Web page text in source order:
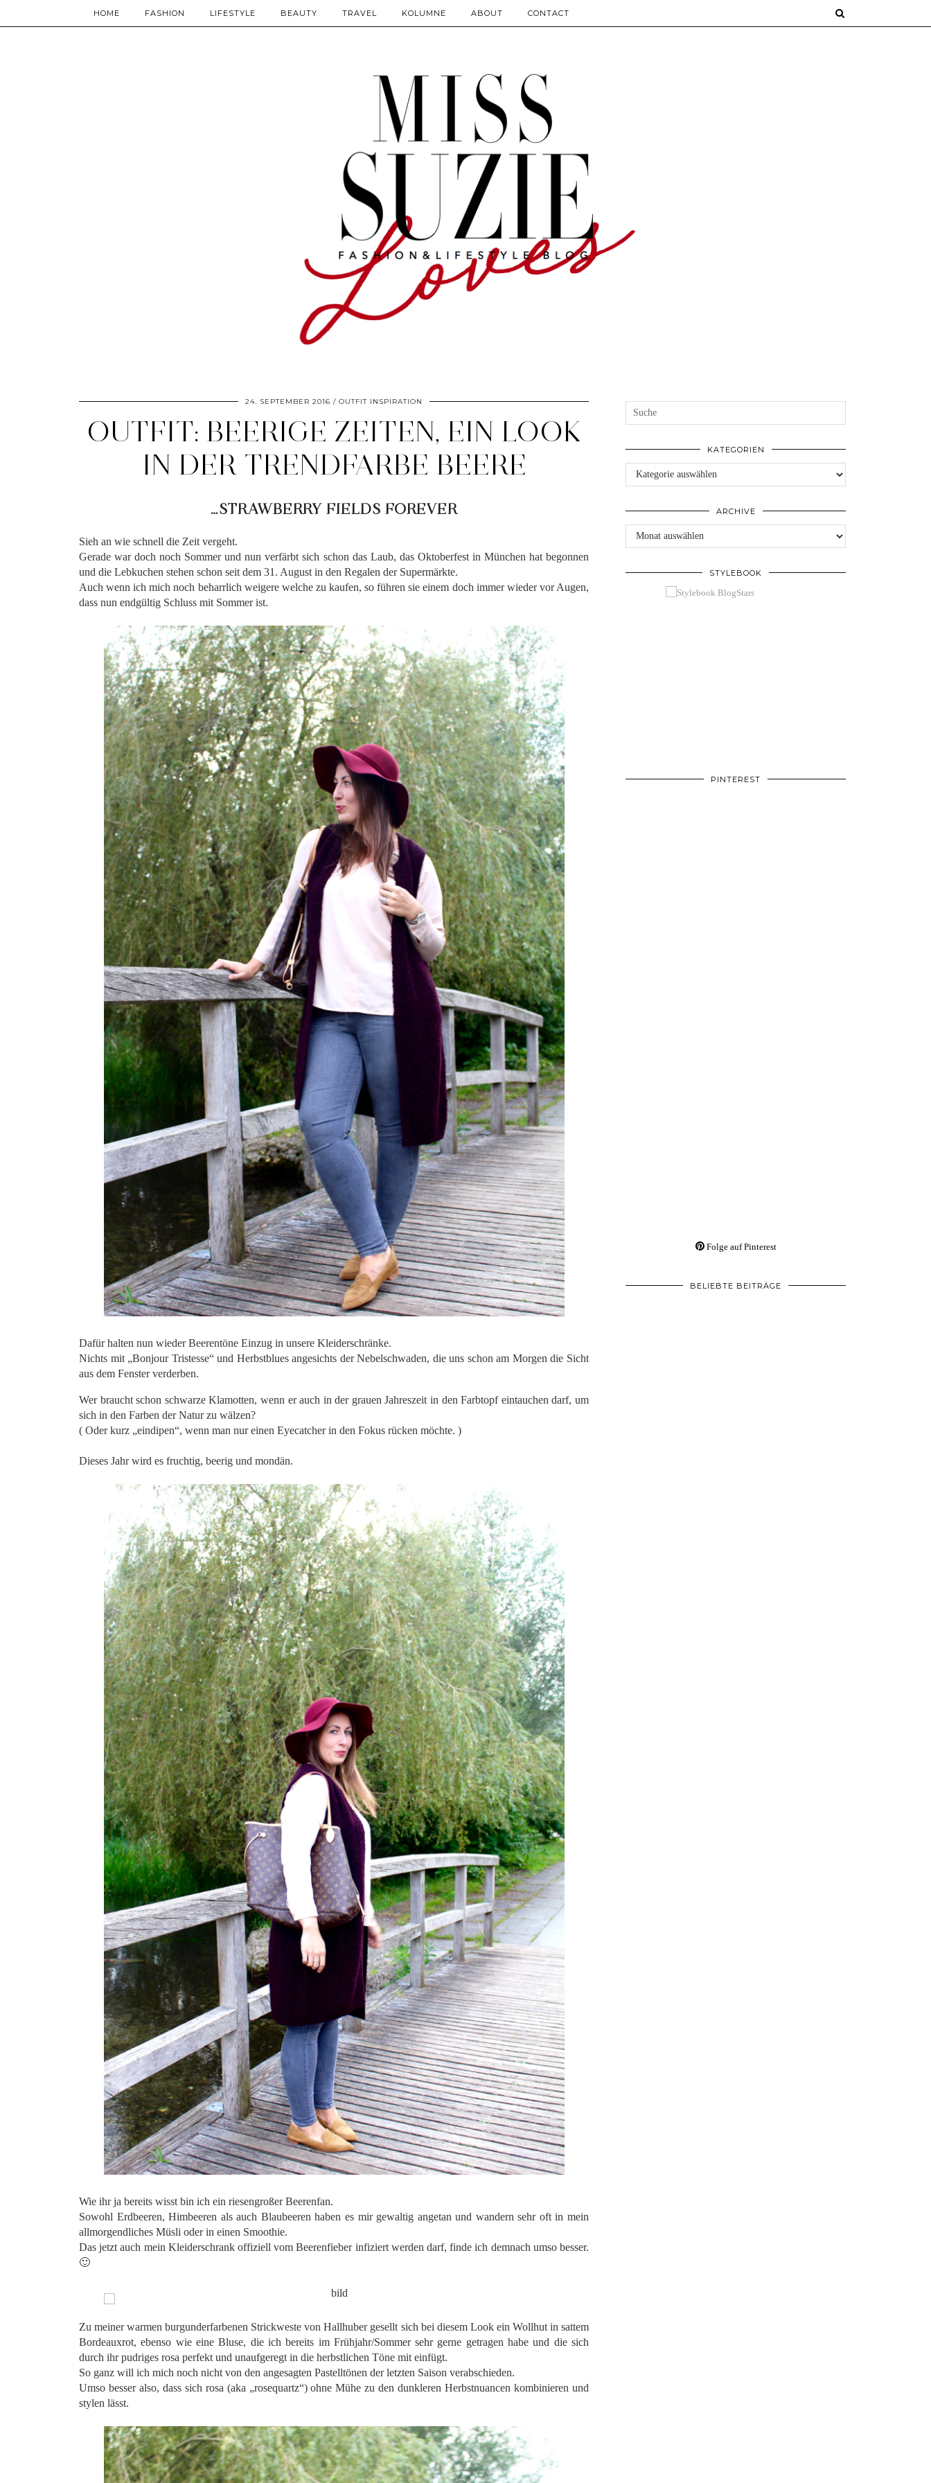
HOME FASHION LIFESTYLE BEAUTY TRAVEL KOLUMNE ABOUT CONTACT
24. SEPTEMBER 2016 OUTFIT INSPIRATION
OUTFIT: BEERIGE ZEITEN, EIN LOOK
IN DER TRENDFARBE BEERE
…STRAWBERRY FIELDS FOREVER
Sieh an wie schnell die Zeit vergeht.
Gerade war doch noch Sommer und nun verfärbt sich schon das Laub, das Oktoberfest in München hat begonnen
und die Lebkuchen stehen schon seit dem 31. August in den Regalen der Supermärkte.
Auch wenn ich mich noch beharrlich weigere welche zu kaufen, so führen sie einem doch immer wieder vor Augen,
dass nun endgültig Schluss mit Sommer ist.
Dafür halten nun wieder Beerentöne Einzug in unsere Kleiderschränke.
Nichts mit „Bonjour Tristesse“ und Herbstblues angesichts der Nebelschwaden, die uns schon am Morgen die Sicht
aus dem Fenster verderben.
Wer braucht schon schwarze Klamotten, wenn er auch in der grauen Jahreszeit in den Farbtopf eintauchen darf, um
sich in den Farben der Natur zu wälzen?
( Oder kurz „eindipen“, wenn man nur einen Eyecatcher in den Fokus rücken möchte. )
Dieses Jahr wird es fruchtig, beerig und mondän.
Wie ihr ja bereits wisst bin ich ein riesengroßer Beerenfan.
Sowohl Erdbeeren, Himbeeren als auch Blaubeeren haben es mir gewaltig angetan und wandern sehr oft in mein
allmorgendliches Müsli oder in einen Smoothie.
Das jetzt auch mein Kleiderschrank offiziell vom Beerenfieber infiziert werden darf, finde ich demnach umso besser.
🙂
Zu meiner warmen burgunderfarbenen Strickweste von Hallhuber gesellt sich bei diesem Look ein Wollhut in sattem
Bordeauxrot, ebenso wie eine Bluse, die ich bereits im Frühjahr/Sommer sehr gerne getragen habe und die sich
durch ihr pudriges rosa perfekt und unaufgeregt in die herbstlichen Töne mit einfügt.
So ganz will ich mich noch nicht von den angesagten Pastelltönen der letzten Saison verabschieden.
Umso besser also, dass sich rosa (aka „rosequartz“) ohne Mühe zu den dunkleren Herbstnuancen kombinieren und
stylen lässt.
KATEGORIEN
Kategorien
ARCHIVE
Archive
STYLEBOOK
PINTEREST
Folge auf Pinterest
BELIEBTE BEITRÄGE